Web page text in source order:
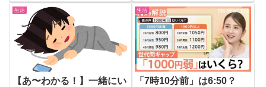
しまむら・ニッセンで見つかる大
きいサイズ情報、「まず痩せてか
ら派」vs「今を楽しめ派」の本
音まで一気にまとめ。
生活
【あ〜わかる！】一緒にい
生活
「7時10分前」は6:50？